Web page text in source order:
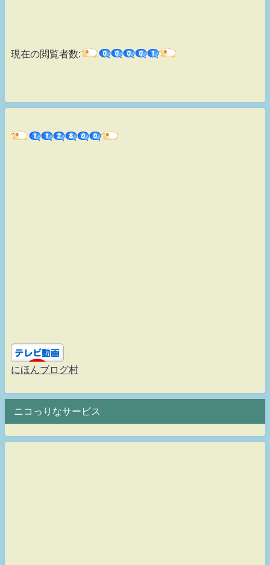
現在の閲覧者数:
にほんブログ村
ニコっりなサービス